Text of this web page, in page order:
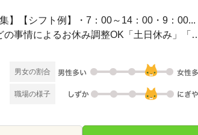
】【シフト例】・7：00～14：00・9：00...
●希望のお休みをご相談ください！●家庭などの事
男女の割合
職場の様子